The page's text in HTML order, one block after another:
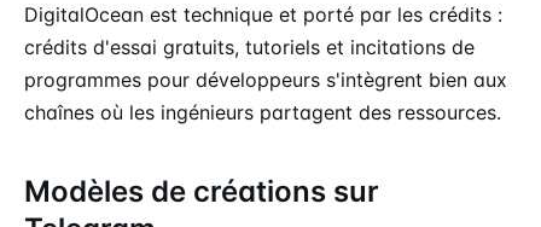
DigitalOcean est technique et porté par les crédits :
crédits d'essai gratuits, tutoriels et incitations de
programmes pour développeurs s'intègrent bien aux
chaînes où les ingénieurs partagent des ressources.
Modèles de créations sur